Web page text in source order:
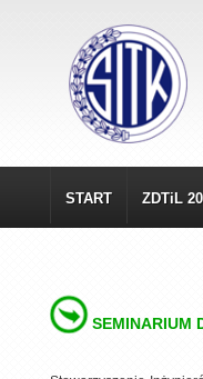
START ZDTiL
SEMINARIUM